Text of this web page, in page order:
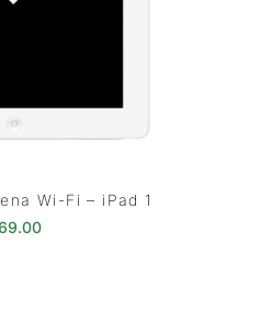
Wi-Fi – iPad 1